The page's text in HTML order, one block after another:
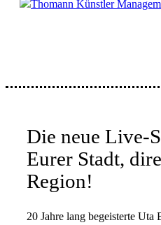
Thomann Künstler
Die neue Live-
Eurer Stadt,
Region!
20 Jahre lang begeisterte